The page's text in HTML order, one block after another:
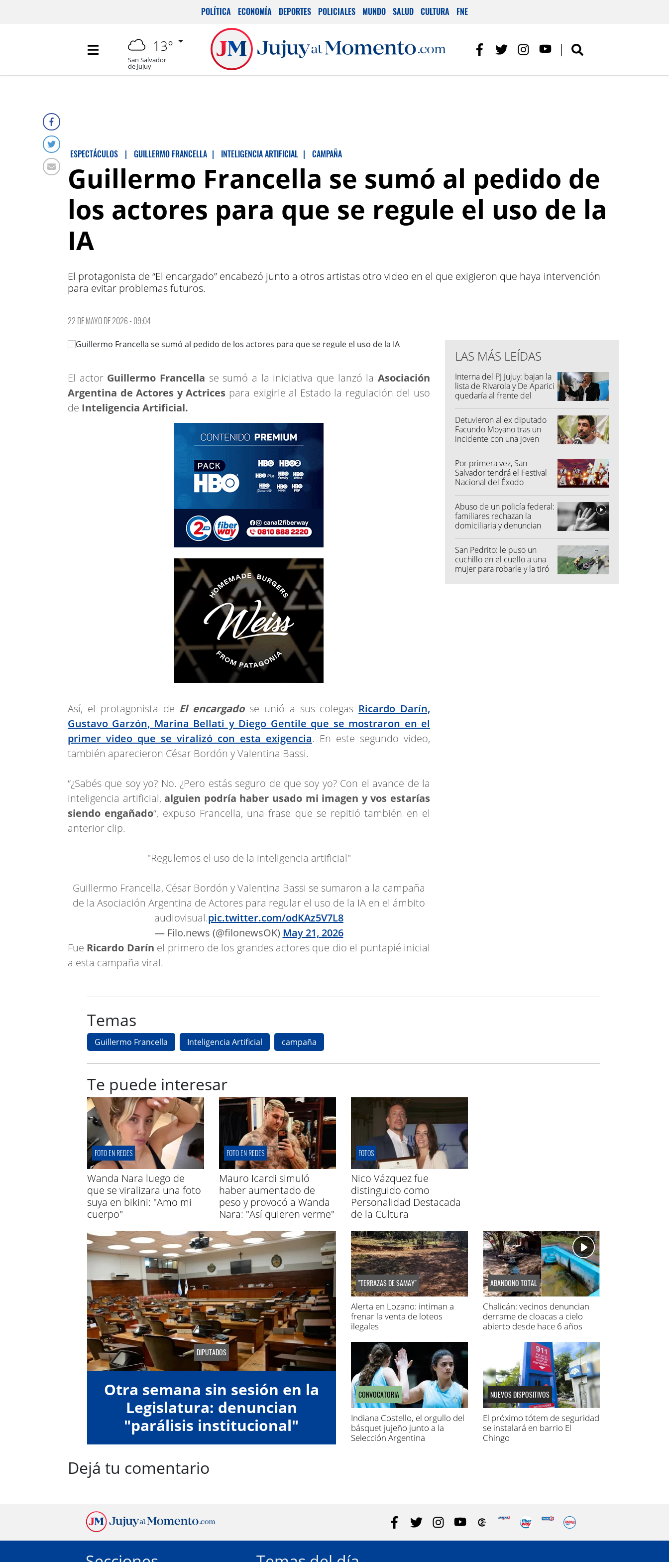
POLÍTICA ECONOMÍA DEPORTES POLICIALES MUNDO SALUD CULTURA FNE
13°
San Salvador
de Jujuy
ESPECTÁCULOS | GUILLERMO FRANCELLA | INTELIGENCIA ARTIFICIAL | CAMPAÑA
Guillermo Francella se sumó al pedido de
los actores para que se regule el uso de la
IA
El protagonista de “El encargado” encabezó junto a otros artistas otro video en el que exigieron que haya intervención
para evitar problemas futuros.
22 DE MAYO DE 2026 - 09:04
El actor Guillermo Francella se sumó a la iniciativa que lanzó laAsociación
Argentina de Actores y Actrices para exigirle al Estado la regulación del uso
de Inteligencia Artificial.
Así, el protagonista de El encargadose unió a sus colegas Ricardo Darín,
Gustavo Garzón, Marina Bellati y Diego Gentile que se mostraron en el
primer video que se viralizó con esta exigencia. En este segundo video,
también aparecieron César Bordón y Valentina Bassi.
“¿Sabés que soy yo? No. ¿Pero estás seguro de que soy yo? Con el avance de la
inteligencia artificial, alguien podría haber usado mi imagen y vos estarías
siendo engañado“, expuso Francella, una frase que se repitió también en el
anterior clip.
"Regulemos el uso de la inteligencia artificial"
Guillermo Francella, César Bordón y Valentina Bassi se sumaron a la campaña
de la Asociación Argentina de Actores para regular el uso de la IA en el ámbito
audiovisual.pic.twitter.com/odKAz5V7L8
— Filo.news (@filonewsOK) May 21, 2026
Fue Ricardo Darín el primero de los grandes actores que dio el puntapié inicial
a esta campaña viral.
LAS MÁS LEÍDAS
Interna del PJ Jujuy: bajan la
lista de Rivarola y De Aparici
quedaría al frente del
Detuvieron al ex diputado
Facundo Moyano tras un
incidente con una joven
Por primera vez, San
Salvador tendrá el Festival
Nacional del Éxodo
Abuso de un policía federal:
familiares rechazan la
domiciliaria y denuncian
San Pedrito: le puso un
cuchillo en el cuello a una
mujer para robarle y la tiró
Temas
Guillermo Francella Inteligencia Artificial campaña
Te puede interesar
FOTO EN REDES
Wanda Nara luego de
que se viralizara una foto
suya en bikini: "Amo mi
cuerpo"
FOTO EN REDES
Mauro Icardi simuló
haber aumentado de
peso y provocó a Wanda
Nara: "Así quieren verme"
FOTOS
Nico Vázquez fue
distinguido como
Personalidad Destacada
de la Cultura
DIPUTADOS
Otra semana sin sesión en la
Legislatura: denuncian
"parálisis institucional"
"TERRAZAS DE SAMAY"
Alerta en Lozano: intiman a
frenar la venta de loteos
ilegales
ABANDONO TOTAL
Chalicán: vecinos denuncian
derrame de cloacas a cielo
abierto desde hace 6 años
CONVOCATORIA
Indiana Costello, el orgullo del
básquet jujeño junto a la
Selección Argentina
NUEVOS DISPOSITIVOS
El próximo tótem de seguridad
se instalará en barrio El
Chingo
Dejá tu comentario